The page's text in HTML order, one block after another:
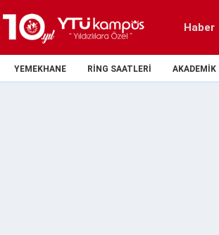
Haber
YEMEKHANE RING SAATLERI AKADEMIK